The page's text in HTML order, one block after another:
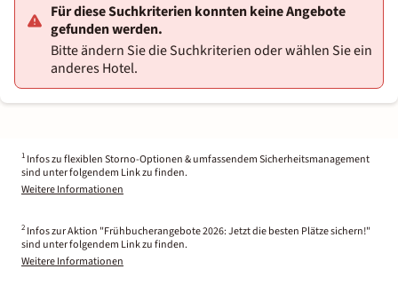
Für diese Suchkriterien konnten keine Angebote
gefunden werden.
Bitte ändern Sie die Suchkriterien oder wählen Sie ein
anderes Hotel.
1 Infos zu flexiblen Storno-Optionen & umfassendem Sicherheitsmanagement
sind unter folgendem Link zu finden.
Weitere Informationen
2 Infos zur Aktion "Frühbucherangebote 2026: Jetzt die besten Plätze sichern!"
sind unter folgendem Link zu finden.
Weitere Informationen